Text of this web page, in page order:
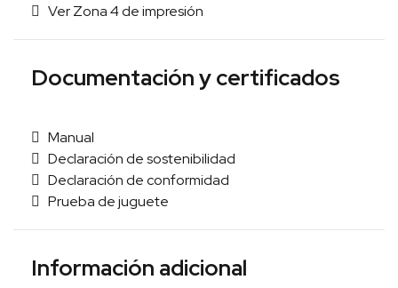
Ver Zona 4 de impresión
Documentación y certificados
Manual
Declaración de sostenibilidad
Declaración de conformidad
Prueba de juguete
Información adicional